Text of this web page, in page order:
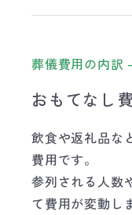
葬儀費用の内訳
おもてなし
飲食や返礼品な
費用です。
参列される人数
て費用が変動し